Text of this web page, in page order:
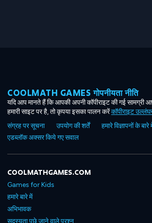
COOLMATH GAMES गोपनीयता नीति
यदि आप मानते हैं कि आपकी अपनी कॉपीराइट की गई सामग्री
हमारी साइट पर है, तो कृपया इसका पालन करेंकॉपीराइट
संग्रह पर सूचना
उपयोग की शर्तें
हमारे विज्ञापनों के बारे
एडब्लॉक अक्सर किये गए सवाल
COOLMATHGAMES.COM
Games for Kids
हमारे बारे में
अभिभावक